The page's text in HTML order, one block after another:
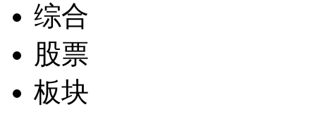
综合
股票
板块